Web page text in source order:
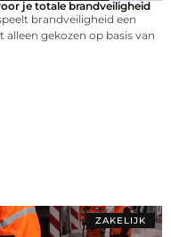
je totale brandveiligheid
brandveiligheid een
gekozen op basis van
ZAKELIJK